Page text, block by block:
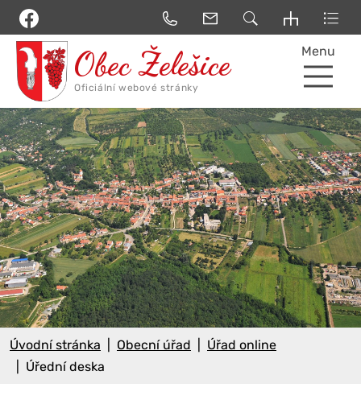
Menu
Úvodní stránka Obecní úřad
Úřad online
Úřední deska